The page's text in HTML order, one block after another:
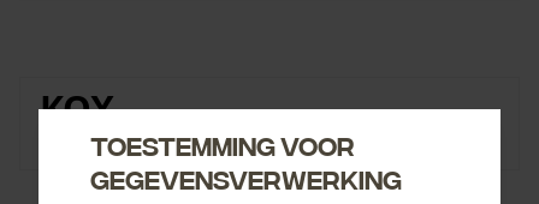
KOX
Naar de merkenshop van KOX
Toestemming voor
gegevensverwerking